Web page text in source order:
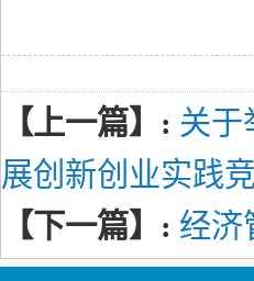
【上一篇】: 关于
展创新创业实践
【下一篇】: 经济